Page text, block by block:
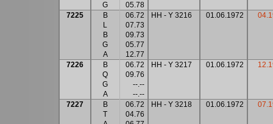
G
05.78
7225
B
L
B
G
A
06.72
07.73
09.73
05.77
12.77
HH - Y 3216 01.06.1972
7226
B
Q
G
A
06.72
09.76
--.--
--.--
HH - Y 3217 01.06.1972
7227
B
T
06.72
04.76
HH - Y 3218 01.06.1972